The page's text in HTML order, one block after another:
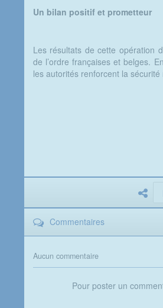
Un bilan positif et prometteur
Les résultats de cette opération
de l’ordre françaises et belges.
les autorités renforcent la
Commentaires
Aucun commentaire
Pour poster un